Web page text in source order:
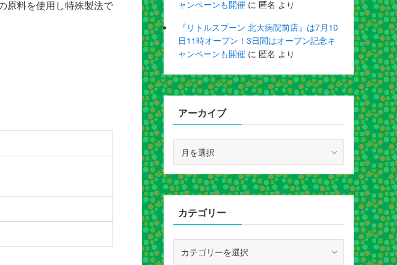
原料を使用し特殊製法で
ャンペーンも開催 に 匿名 より
『リトルスプーン 北大病院前店』は7月10
日11時オープン！3日間はオープン記念キ
ャンペーンも開催 に 匿名 より
アーカイブ
カ
イ
ブ
カテゴリー